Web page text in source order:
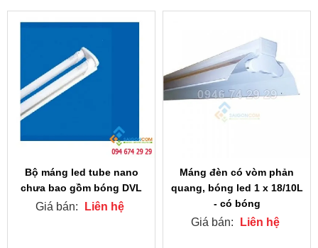
Bộ máng led tube nano
chưa bao gồm bóng DVL
Giá bán: Liên hệ
Máng đèn có vòm phản
quang, bóng led 1 x 18/10L
- có bóng
Giá bán: Liên hệ